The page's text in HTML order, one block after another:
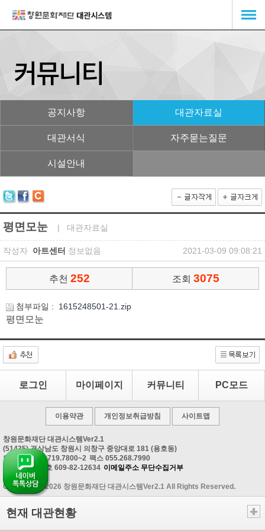
공지사항 대관자료실
대관서식 자주묻는질문
시설안내
평면모눈 | 대관자료실
작성자 아트센터 정보없음 2021-03-09 09:08:21
추천 252 조회 3075
첨부파일 : 1615248501-21.zip
평면모눈
로그인 마이페이지 커뮤니티 PC모드
이용약관 개인정보취급방침 사이트맵
창원문화재단 대관시스템Ver2.1
(51435) 경상남도 창원시 의창구 중앙대로 181 (용호동)
안내문의 055.719.7800~2 팩스 055.268.7990
사업자등록번호 609-82-12634 이메일주소 무단수집거부
Copyrightⓒ 2026 창원문화재단 대관시스템Ver2.1 All Rights Reserved.
현재 대관현황